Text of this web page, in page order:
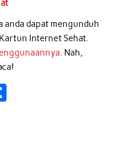
anda dapat mengunduh
Internet Sehat.
Nah,